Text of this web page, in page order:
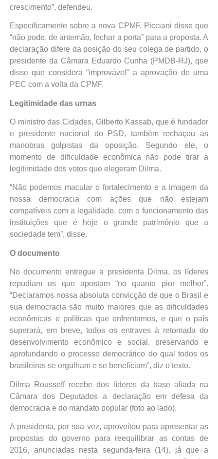
crescimento”, defendeu.
Especificamente sobre a nova CPMF, Picciani disse que
“não pode, de antemão, fechar a porta” para a proposta. A
declaração difere da posição do seu colega de partido, o
presidente da Câmara Eduardo Cunha (PMDB-RJ), que
disse que considera “improvável” a aprovação de uma
PEC com a volta da CPMF.
Legitimidade das urnas
O ministro das Cidades, Gilberto Kassab, que é fundador
e presidente nacional do PSD, também rechaçou as
manobras golpistas da oposição. Segundo ele, o
momento de dificuldade econômica não pode tirar a
legitimidade dos votos que elegeram Dilma.
“Não podemos macular o fortalecimento e a imagem da
nossa democracia com ações que não estejam
compatíveis com a legalidade, com o funcionamento das
instituições que é hoje o grande patrimônio que a
sociedade tem”, disse.
O documento
No documento entregue a presidenta Dilma, os líderes
repudiam os que apostam “no quanto pior melhor”.
“Declaramos nossa absoluta convicção de que o Brasil e
sua democracia são muito maiores que as dificuldades
econômicas e políticas que enfrentamos, e que o país
superará, em breve, todos os entraves à retomada do
desenvolvimento econômico e social, preservando e
aprofundando o processo democrático do qual todos os
brasileiros se orgulham e se beneficiam”, diz o texto.
Dilma Rousseff recebe dos líderes da base aliada na
Câmara dos Deputados a declaração em defesa da
democracia e do mandato popular (foto ao lado).
A presidenta, por sua vez, aproveitou para apresentar as
propostas do governo para reequilibrar as contas de
2016, anunciadas nesta segunda-feira (14), já que a